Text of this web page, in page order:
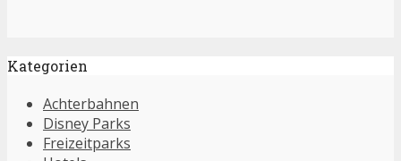
Kategorien
Achterbahnen
Disney Parks
Freizeitparks